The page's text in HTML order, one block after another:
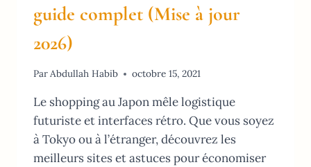
guide complet (Mise à jour
2026)
ParAbdullah Habib octobre 15, 2021
Le shopping au Japon mêle logistique
futuriste et interfaces rétro. Que vous soyez
à Tokyo ou à l’étranger, découvrez les
meilleurs sites et astuces pour économiser